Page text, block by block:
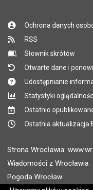
Ochrona danych
RSS
Słownik skrótów
Otwarte dane i
Udostępnianie
Statystyki
Ostatnio
Ostatnia aktualizacja
Strona Wrocławia:
Wiadomości z Wrocławia
Pogoda Wrocław